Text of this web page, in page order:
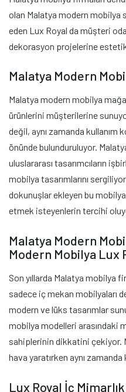
olan Malatya modern mobilya
eden Lux Royal da müşteri
dekorasyon projelerine
Malatya Modern
Malatya modern mobilya
ürünlerini müşterilerine
değil, aynı zamanda kullanım
önünde bulunduruluyor.
uluslararası tasarımcıların
mobilya tasarımlarını
dokunuşlar ekleyen bu
etmek isteyenlerin tercihi
Malatya Modern
Modern Mobilya Lux
Son yıllarda Malatya mobilya
sadece iç mekan mobilyaları
modern ve lüks tasarımlar
mobilya modelleri arasındaki
sahiplerinin dikkatini çekiyor.
hava yaratırken aynı zamanda
Lux Royal İç